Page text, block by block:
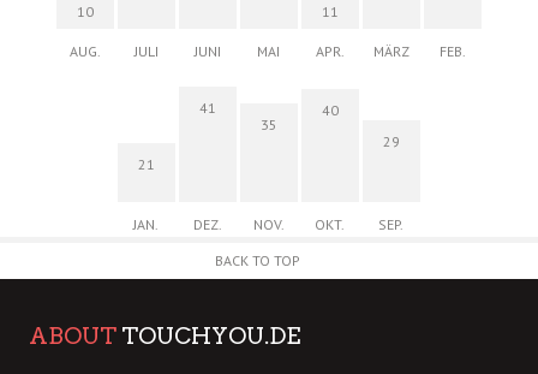
10
AUG. JULI JUNI MAI
11
APR. MÄRZ FEB.
21
JAN.
41
DEZ.
35
NOV.
40
OKT.
29
SEP.
BACK TO TOP
ABOUT TOUCHYOU.DE